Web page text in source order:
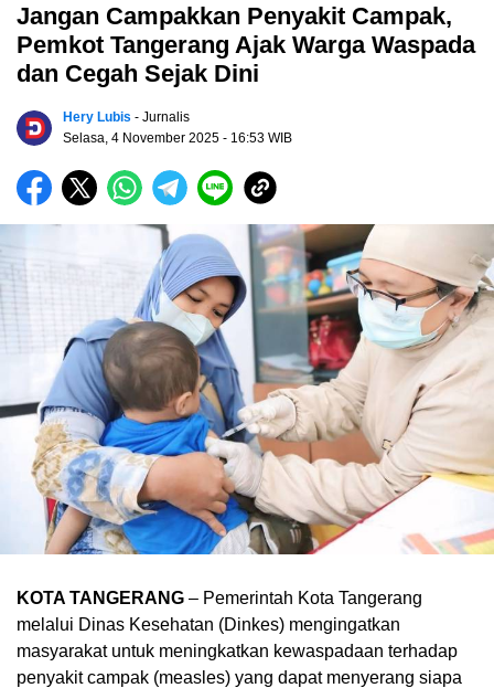
Jangan Campakkan Penyakit Campak,
Pemkot Tangerang Ajak Warga Waspada
dan Cegah Sejak Dini
Hery Lubis - Jurnalis
Selasa, 4 November 2025 - 16:53 WIB
KOTA TANGERANG – Pemerintah Kota Tangerang
melalui Dinas Kesehatan (Dinkes) mengingatkan
masyarakat untuk meningkatkan kewaspadaan terhadap
penyakit campak (measles) yang dapat menyerang siapa